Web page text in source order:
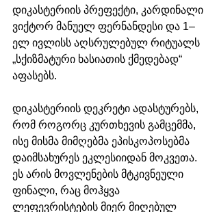
დიკასტერიის პრეფექტი, კარდინალი
ვიქტორ მანუელ ფერნანდესი და 1–
ელ ივლისს აღსრულებულ რიტუალს
„სქიზმატური ხასიათის ქმედებად“
აფასებს.
დიკასტერიის დეკრეტი ადასტურებს,
რომ როგორც კურთხევის გამცემმა,
ისე მისმა მიმღებმა ეპისკოპოსებმა
დაიმსახურეს ეკლესიიდან მოკვეთა.
ეს არის მოვლენების მტკივნეული
ფინალი, რაც მოჰყვა
ლეფევრისტების მიერ მიღებულ